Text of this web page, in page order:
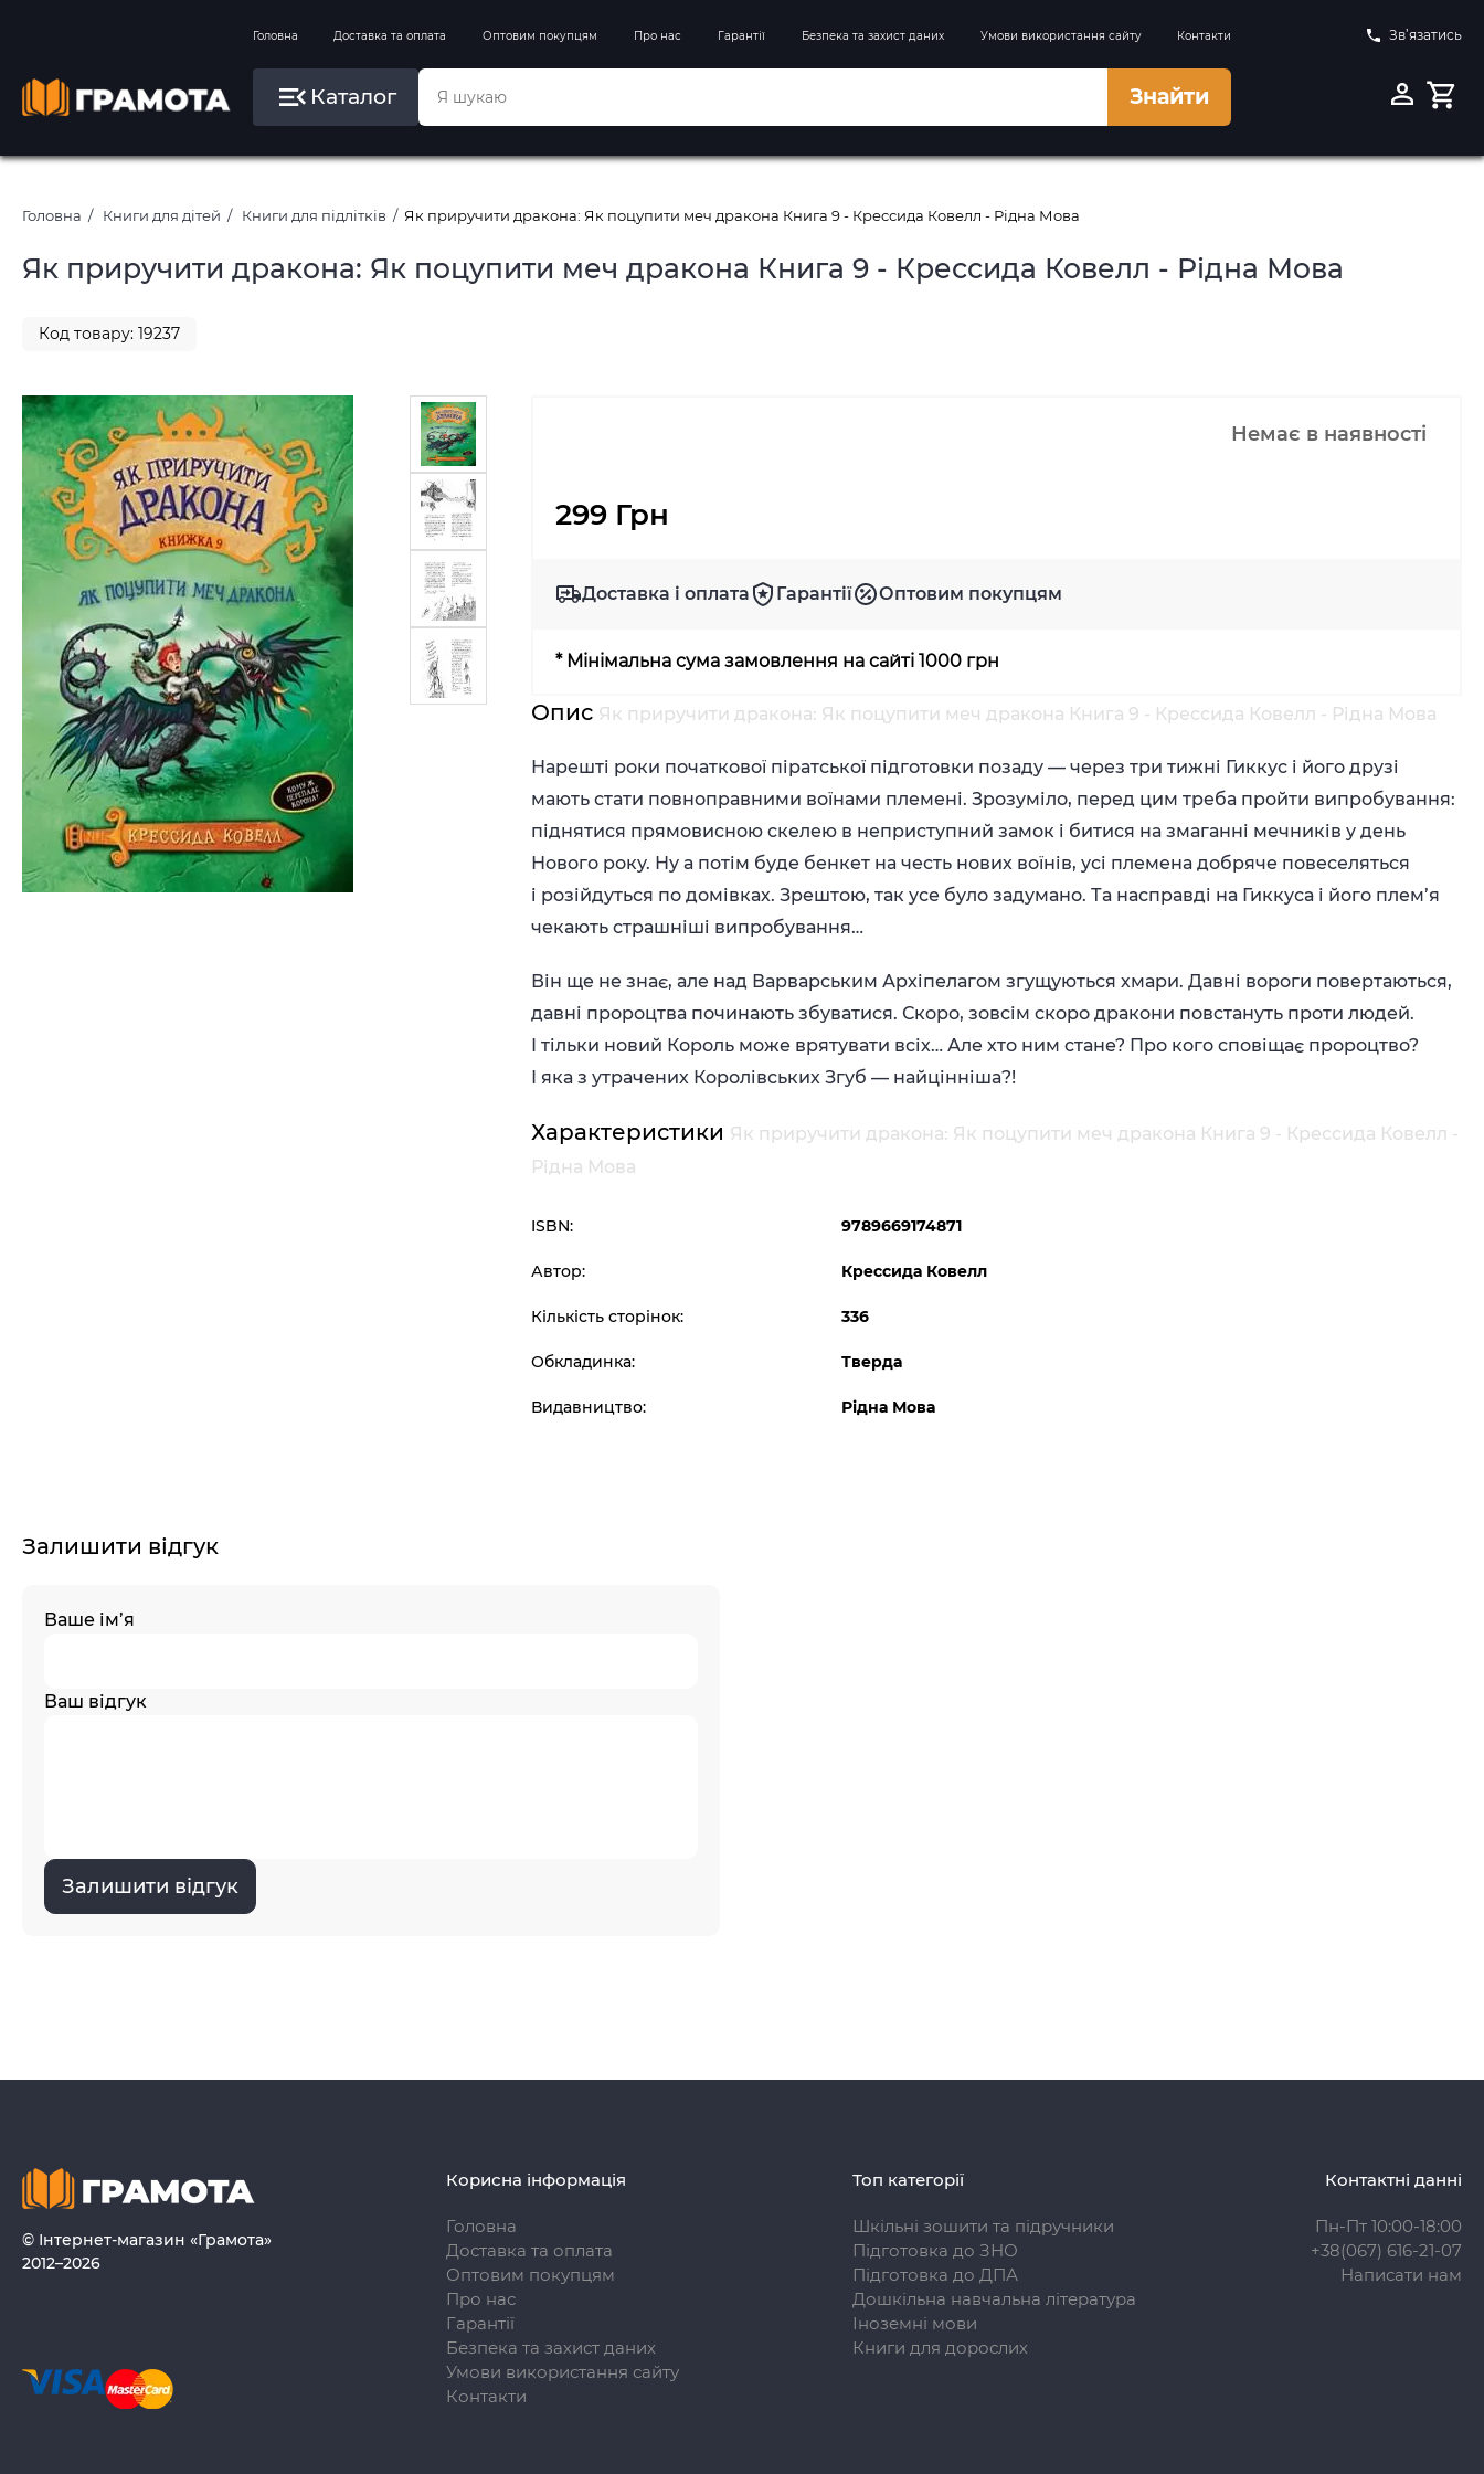
Головна Доставка та оплата Оптовим покупцям Про нас Гарантії Безпека та захист даних Умови використання сайту Контакти Зв’язатись
Каталог Знайти
Вправи на зимові канікули
Літо, пляж, плавання, басейни
Картини за номерами
Головна Книги для дітей Книги для підлітків Як приручити дракона: Як поцупити меч дракона Книга 9 - Крессида Ковелл - Рідна Мова
Як приручити дракона: Як поцупити меч дракона Книга 9 - Крессида Ковелл - Рідна Мова
Код товару: 19237
Немає в наявності
299 Грн
Доставка і оплата Гарантії Оптовим покупцям
* Мінімальна сума замовлення на сайті 1000 грн
Опис Як приручити дракона: Як поцупити меч дракона Книга 9 - Крессида Ковелл - Рідна Мова
Нарешті роки початкової піратської підготовки позаду — через три тижні Гиккус і його друзі
мають стати повноправними воїнами племені. Зрозуміло, перед цим треба пройти випробування:
піднятися прямовисною скелею в неприступний замок і битися на змаганні мечників у день
Нового року. Ну а потім буде бенкет на честь нових воїнів, усі племена добряче повеселяться
і розійдуться по домівках. Зрештою, так усе було задумано. Та насправді на Гиккуса і його плем’я
чекають страшніші випробування…
Він ще не знає, але над Варварським Архіпелагом згущуються хмари. Давні вороги повертаються,
давні пророцтва починають збуватися. Скоро, зовсім скоро дракони повстануть проти людей.
І тільки новий Король може врятувати всіх… Але хто ним стане? Про кого сповіщає пророцтво?
І яка з утрачених Королівських Згуб — найцінніша?!
Характеристики Як приручити дракона: Як поцупити меч дракона Книга 9 - Крессида Ковелл -
Рідна Мова
ISBN: 9789669174871
Автор: Крессида Ковелл
Кількість сторінок: 336
Обкладинка: Тверда
Видавництво: Рідна Мова
Залишити відгук
Ваше ім’я
Ваш відгук
Залишити відгук
© Інтернет-магазин «Грамота»
2012–2026
Корисна інформація
Головна
Доставка та оплата
Оптовим покупцям
Про нас
Гарантії
Безпека та захист даних
Умови використання сайту
Контакти
Топ категорії
Шкільні зошити та підручники
Підготовка до ЗНО
Підготовка до ДПА
Дошкільна навчальна література
Іноземні мови
Книги для дорослих
Контактні данні
Пн-Пт 10:00-18:00
+38(067) 616-21-07
Написати нам